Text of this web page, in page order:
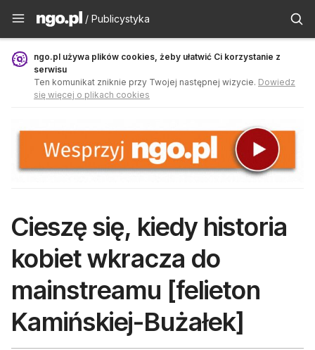
Publicystyka - ngo.pl
/ Publicystyka
ngo.pl używa plików cookies, żeby ułatwić Ci korzystanie z
serwisu
Ten komunikat zniknie przy Twojej następnej wizycie. Dowiedz
się więcej o plikach cookies
Cieszę się, kiedy historia
kobiet wkracza do
mainstreamu [felieton
Kamińskiej-Bużałek]